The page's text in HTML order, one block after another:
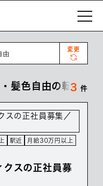
由
変更
髪色自由の転職・
3 件
駅近
月給30万円以上
クスの正社員募